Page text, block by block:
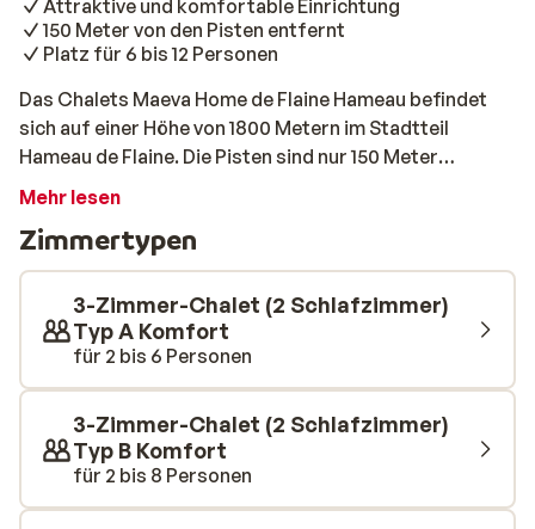
Attraktive und komfortable Einrichtung
150 Meter von den Pisten entfernt
Platz für 6 bis 12 Personen
Das Chalets Maeva Home de Flaine Hameau befindet
sich auf einer Höhe von 1800 Metern im Stadtteil
Hameau de Flaine. Die Pisten sind nur 150 Meter
entfernt, so dass Sie morgens nur ein kurzes Stück
traditionelles Interieur und bieten viel Komfort
während Ihres Aufenthalts. Darüber hinaus bieten die
größten Chalets Platz für bis zu 12 Personen. Perfekt
für eine große Familie oder eine Gruppe von Freunden!
Nach einem Tag auf der Piste ist es wunderbar, hierher
nach Hause zu kommen, sich am Kamin aufzuwärmen
oder am großen Esstisch ein Spieleabend zu
veranstalten.
Mehr lesen
Zimmertypen
3-Zimmer-Chalet (2 Schlafzimmer)
Typ A Komfort
für 2 bis 6 Personen
3-Zimmer-Chalet (2 Schlafzimmer)
Typ B Komfort
für 2 bis 8 Personen